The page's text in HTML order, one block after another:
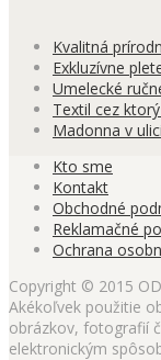
Kvalitná
Exkluzívne
Umelecké
Textil cez
Madonna v
Kto sme
Kontakt
Obchodné
Reklamačné
Ochrana
Copyright © 2015
Akékoľvek použitie
obrázkov, fotografií
elektronickým